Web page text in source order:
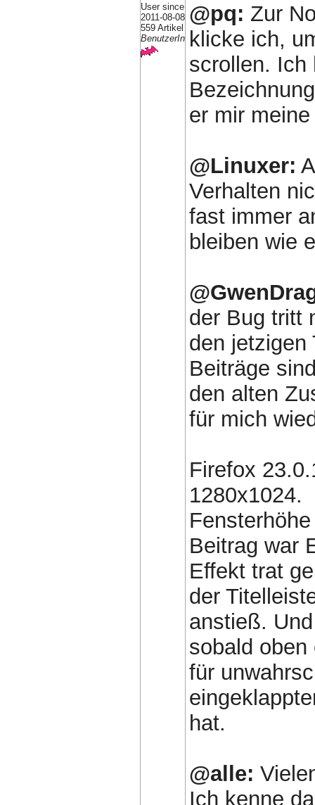
User since
2011-08-08
559 Artikel
BenutzerIn
@pq: Zur
klicke ich,
scrollen. Ich
er mir
@Linuxer:
Verhalten
fast immer
bleiben wie
der Bug tritt
den jetzigen
Beiträge
den alten
für mich
Firefox
1280x1024.
Beitrag war
Effekt trat
der
anstieß.
sobald
für
hat.
@alle:
Ich kenne